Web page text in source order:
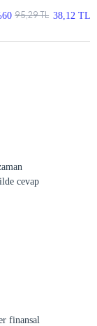
95,29 TL 38,12 TL
cevap
finansal